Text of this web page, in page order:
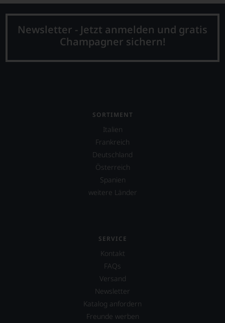
Newsletter - Jetzt anmelden und gratis
Champagner sichern!
SORTIMENT
Italien
Frankreich
Deutschland
Österreich
Spanien
weitere Länder
SERVICE
Kontakt
FAQs
Versand
Newsletter
Katalog anfordern
Freunde werben